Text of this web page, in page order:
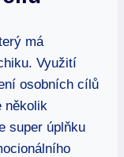
má
Využití
osobních cílů
několik
super úplňku